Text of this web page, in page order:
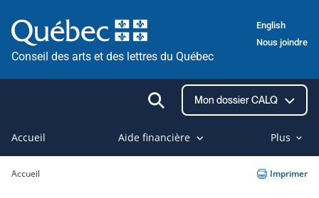
au
contenu
Conseil des arts et des lettres du Québec
English
Nous joindre
Ouvrir
la
recherche
Mon dossier CALQ
Accueil Aide financière Plus
Accueil Imprimer